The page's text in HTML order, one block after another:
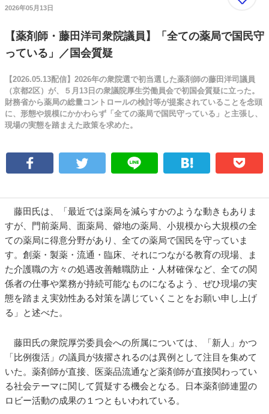
2026年05月13日
【薬剤師・藤田洋司衆院議員】「全ての薬局で国民守
っている」／国会質疑
【2026.05.13配信】2026年の衆院選で初当選した薬剤師の藤田洋司議員
（京都2区）が、５月13日の衆議院厚生労働員会で初国会質疑に立った。
財務省から薬局の総量コントロールの検討等が提案されていることを念頭
に、形態や規模にかかわらず「全ての薬局で国民守っている」と主張し、
現場の実態を踏まえた政策を求めた。
藤田氏は、「最近では薬局を減らすかのような動きもありま
すが、門前薬局、面薬局、僻地の薬局、小規模から大規模の全
ての薬局に得意分野があり、全ての薬局で国民を守っていま
す。創薬・製薬・流通・臨床、それにつながる教育の現場、ま
た介護職の方々の処遇改善離職防止・人材確保など、全ての関
係者の仕事や業務が持続可能なものになるよう、ぜひ現場の実
態を踏まえ実効性ある対策を講じていくことをお願い申し上げ
る」と述べた。
藤田氏の衆院厚労委員会への所属については、「新人」かつ
「比例復活」の議員が抜擢されるのは異例として注目を集めて
いた。薬剤師が直接、医薬品流通など薬剤師が直接関わってい
る社会テーマに関して質疑する機会となる。日本薬剤師連盟の
ロビー活動の成果の１つともいわれている。